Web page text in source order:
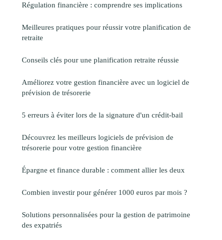
Régulation financière : comprendre ses implications
Meilleures pratiques pour réussir votre planification de
retraite
Conseils clés pour une planification retraite réussie
Améliorez votre gestion financière avec un logiciel de
prévision de trésorerie
5 erreurs à éviter lors de la signature d'un crédit-bail
Découvrez les meilleurs logiciels de prévision de
trésorerie pour votre gestion financière
Épargne et finance durable : comment allier les deux
Combien investir pour générer 1000 euros par mois ?
Solutions personnalisées pour la gestion de patrimoine
des expatriés